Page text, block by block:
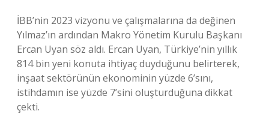
İBB’nin 2023 vizyonu ve çalışmalarına da değinen
Yılmaz’ın ardından Makro Yönetim Kurulu Başkanı
Ercan Uyan söz aldı. Ercan Uyan, Türkiye’nin yıllık
814 bin yeni konuta ihtiyaç duyduğunu belirterek,
inşaat sektörünün ekonominin yüzde 6’sını,
istihdamın ise yüzde 7’sini oluşturduğuna dikkat
çekti.